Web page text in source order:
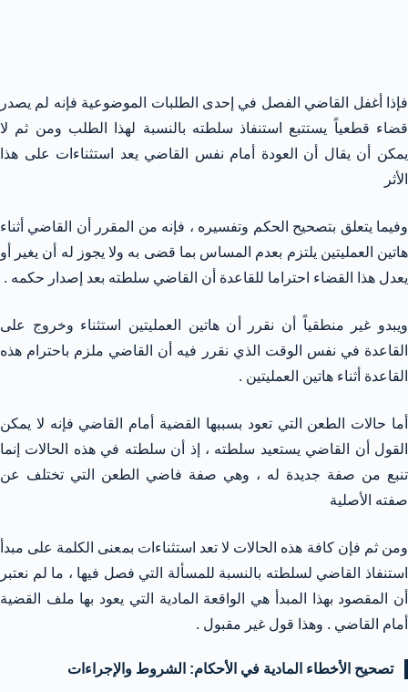
فإذا أغفل القاضي الفصل في إحدى الطلبات الموضوعية فإنه لم يصدر
قضاء قطعياً يستتبع استنفاذ سلطته بالنسبة لهذا الطلب ومن ثم لا
يمكن أن يقال أن العودة أمام نفس القاضي يعد استثناءات على هذا
الأثر
وفيما يتعلق بتصحيح الحكم وتفسيره ، فإنه من المقرر أن القاضي أثناء
هاتين العمليتين يلتزم بعدم المساس بما قضى به ولا يجوز له أن يغير أو
يعدل هذا القضاء احتراما للقاعدة أن القاضي سلطته بعد إصدار حكمه .
ويبدو غير منطقياً أن نقرر أن هاتين العمليتين استثناء وخروج على
القاعدة في نفس الوقت الذي نقرر فيه أن القاضي ملزم باحترام هذه
القاعدة أثناء هاتين العمليتين .
أما حالات الطعن التي تعود بسببها القضية أمام القاضي فإنه لا يمكن
القول أن القاضي يستعيد سلطته ، إذ أن سلطته في هذه الحالات إنما
تنبع من صفة جديدة له ، وهي صفة فاضي الطعن التي تختلف عن
صفته الأصلية
ومن ثم فإن كافة هذه الحالات لا تعد استثناءات بمعنى الكلمة على مبدأ
استنفاذ القاضي لسلطته بالنسبة للمسألة التي فصل فيها ، ما لم نعتبر
أن المقصود بهذا المبدأ هي الواقعة المادية التي يعود بها ملف القضية
أمام القاضي . وهذا قول غير مقبول .
تصحيح الأخطاء المادية في الأحكام: الشروط والإجراءات